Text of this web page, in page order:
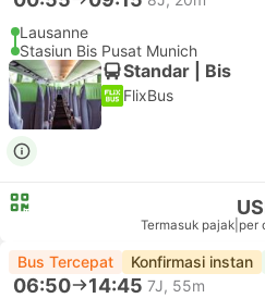
Lausanne
Stasiun Bis Pusat Munich
Standar | Bis
FlixBus
Termasuk pajak per
Bus Tercepat Konfirmasi instan
06:50 14:45 7J, 55m